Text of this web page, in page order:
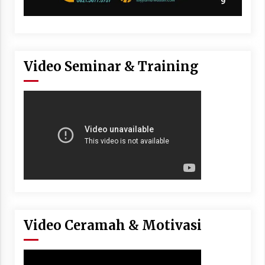
Video Seminar & Training
Video Ceramah & Motivasi